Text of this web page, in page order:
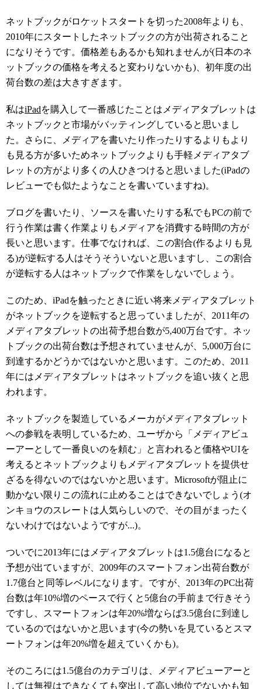
ネットブックがロケットスタートを切った2008年よりも、
2010年にスタートしたネットブックの方が出荷されること
になりそうです。価格差もあるかも知れませんが(日本のネ
ットブックの価格を考えると変わりないかも)、初年度の出
荷台数の差は大きすぎます。
私はiPadを購入して一番感じたことはメディアタブレットは
ネットブックと市場がバッティングしていると思いまし
た。さらに、メディアを書いたり作ったりするよりもより
も見る方が多いためネットブックよりも手軽メディアタブ
レットの方がより多くの人ひきつけると思いました(iPadの
レビューでも似たようなことを書いていますね)。
ブログを書いたり、ソースを書いたりする私でもPCの前で
行う作業は書く作業よりもメディアを消費する時間の方が
長いと思います。仕事でなければ、この割合(作るよりも見
る)が逆転する人はそうそういないと思いますし、この割合
が逆転する人はネットブックで作業をしないでしょう。
このため、iPadを触ったときに近い将来メディアタブレット
がネットブックを逆転すると思っていましたが、2011年の
メディアタブレットの出荷予想台数が5,400万台です。ネッ
トブックの出荷台数は予想されていませんが、5,000万台に
到達するかどうかではないかと思います。このため、2011
年にはメディアタブレットはネットブックを追い抜くと思
われます。
ネットブックを製造しているメーカがメディアタブレット
への参戦を表明しているため、ユーザから「メディアビュ
ーアーとして一番良いのを頼む」と言われると価格やUIを
考えるとネットブックよりもメディアタブレットを提供せ
ざるを得ないのではないかと思います。Microsoftが阻止に
動かない限りこの流れに止めることはできないでしょう(オ
ンキョウのスレートは人気らしいので、その目がまったく
ないわけではないようですが...)。
ついでに2013年にはメディアタブレットは1.5億台になると
予想が出ていますが、2009年のスマートフォン出荷台数が
1.7億台と同等レベルになります。ですが、2013年のPC出荷
台数は年10%増のペースで行くと5億台の手前まで行きそう
ですし、スマートフォンは年20%増ならば3.5億台に到達し
ているのではないかと思います(今の勢いを見ているとスマ
ートフォンは年20%増を超えていくかも)。
そのころには1.5億台のカテゴリは、メディアビューアーと
しては無視はできなくても突出して高い地位でないかも知